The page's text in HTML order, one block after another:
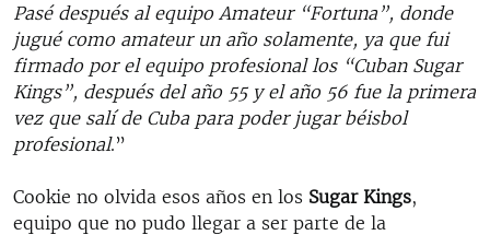
Pasé después al equipo Amateur “Fortuna”, donde
jugué como amateur un año solamente, ya que fui
firmado por el equipo profesional los “Cuban Sugar
Kings”, después del año 55 y el año 56 fue la primera
vez que salí de Cuba para poder jugar béisbol
profesional.”
Cookie no olvida esos años en los Sugar Kings,
equipo que no pudo llegar a ser parte de la